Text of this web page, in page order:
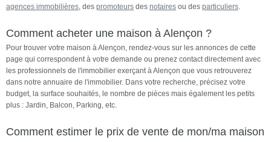
agences immobilières , des promoteurs des notaires ou des particuliers
Comment acheter une maison à Alençon ?
Pour trouver votre maison à Alençon, rendez-vous sur les annonces de cette
page qui correspondent à votre demande ou prenez contact directement avec
les professionnels de l'immobilier exerçant à Alençon que vous retrouverez
dans notre annuaire de l'immobilier. Dans votre recherche, précisez votre
budget, la surface souhaités, le nombre de pièces mais également les petits
plus : Jardin, Balcon, Parking, etc.
Comment estimer le prix de vente de mon/ma maison